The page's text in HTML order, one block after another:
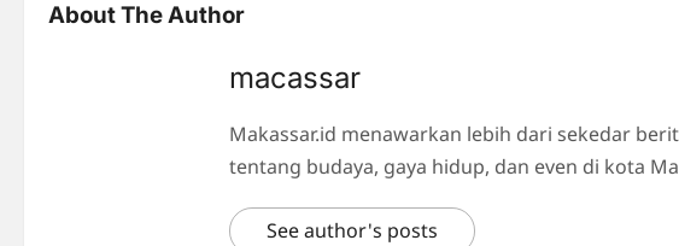
About The Author
macassar
Makassar.id menawarkan lebih dari sekedar
tentang budaya, gaya hidup, dan even di kota
See author's posts